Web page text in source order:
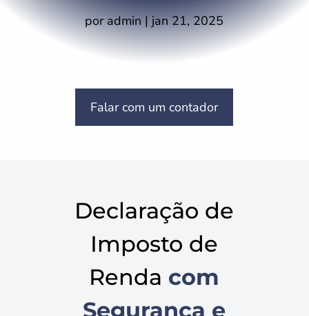
poradmin|jan 21, 2025
Falar com um contador
Declaração de
Imposto de
Renda com
Segurança e